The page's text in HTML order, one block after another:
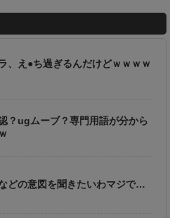
、え●ち過ぎるんだけどｗｗｗｗ
？ugムーブ？専門用語が分から
どの意図を聞きたいわマジで…